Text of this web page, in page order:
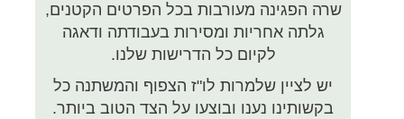
שרה הפגינה מעורבות בכל הפרטים הקטנים,
גלתה אחריות ומסירות בעבודתה ודאגה
לקיום כל הדרישות שלנו.
יש לציין שלמרות לו"ז הצפוף והמשתנה כל
בקשותינו נענו ובוצעו על הצד הטוב ביותר.